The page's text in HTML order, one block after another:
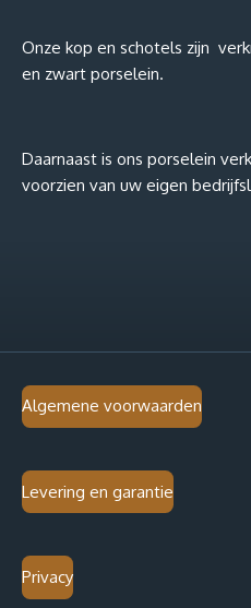
Onze kop en schotels zijn
en zwart porselein.
Daarnaast is ons porselein
voorzien van uw eigen
Algemene voorwaarden
Levering en garantie
Privacy